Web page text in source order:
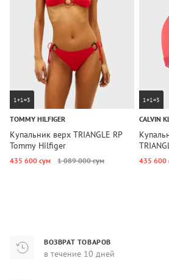
1+1=3
TOMMY HILFIGER
Купальник верх TRIANGLE RP
Tommy Hilfiger
435 600 сум 1 089 000 сум
1+1=3
CALVIN
435 600
ВОЗВРАТ ТОВАРОВ
в течение 10 дней